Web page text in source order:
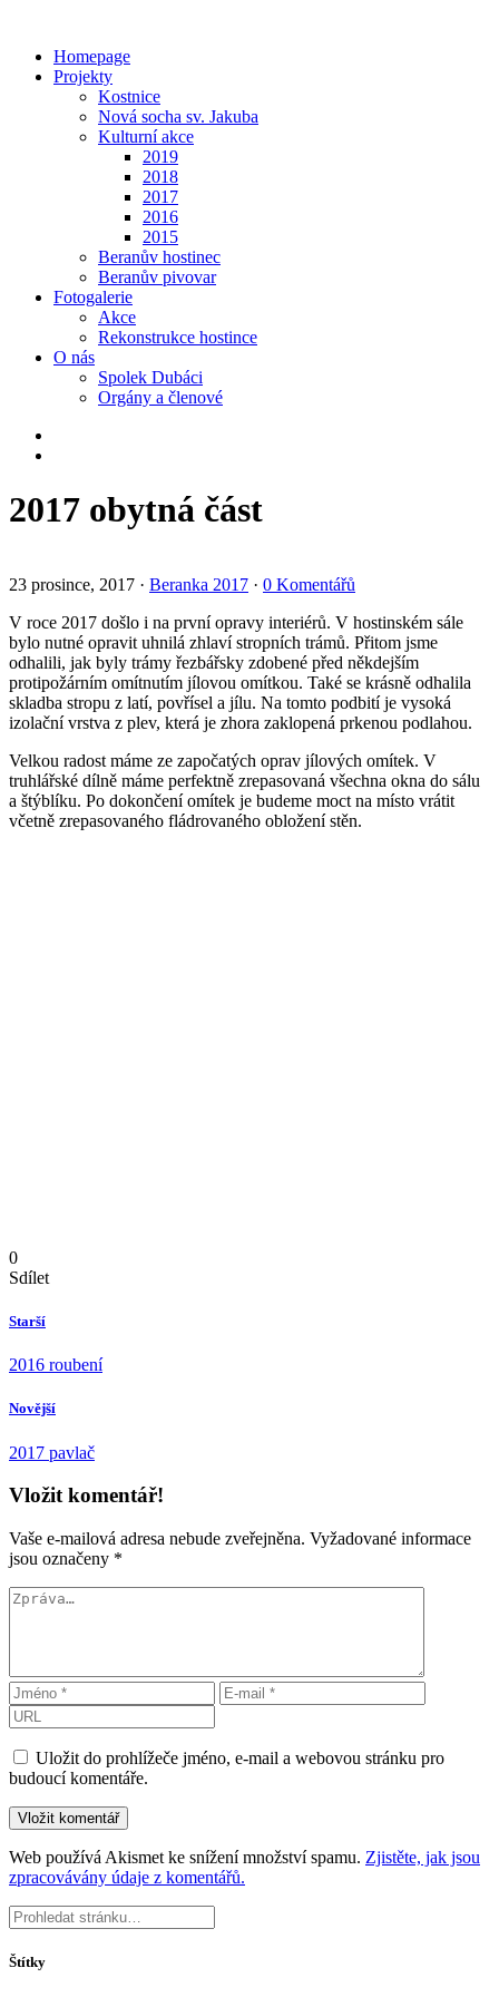
Homepage
Projekty
Kostnice
Nová socha sv. Jakuba
Kulturní akce
2019
2018
2017
2016
2015
Beranův hostinec
Beranův pivovar
Fotogalerie
Akce
Rekonstrukce hostince
O nás
Spolek Dubáci
Orgány a členové
2017 obytná část
23 prosince, 2017 · Beranka 2017 · 0 Komentářů
V roce 2017 došlo i na první opravy interiérů. V hostinském sále
bylo nutné opravit uhnilá zhlaví stropních trámů. Přitom jsme
odhalili, jak byly trámy řezbářsky zdobené před někdejším
protipožárním omítnutím jílovou omítkou. Také se krásně odhalila
skladba stropu z latí, povřísel a jílu. Na tomto podbití je vysoká
izolační vrstva z plev, která je zhora zaklopená prkenou podlahou.
Velkou radost máme ze započatých oprav jílových omítek. V
truhlářské dílně máme perfektně zrepasovaná všechna okna do sálu
a štýblíku. Po dokončení omítek je budeme moct na místo vrátit
včetně zrepasovaného fládrovaného obložení stěn.
0
Sdílet
Starší
2016 roubení
Novější
2017 pavlač
Vložit komentář!
Vaše e-mailová adresa nebude zveřejněna. Vyžadované informace
jsou označeny *
Uložit do prohlížeče jméno, e-mail a webovou stránku pro
budoucí komentáře.
Web používá Akismet ke snížení množství spamu. Zjistěte, jak jsou
zpracovávány údaje z komentářů.
Štítky